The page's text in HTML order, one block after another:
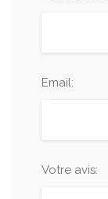
Email:
Votre avis: